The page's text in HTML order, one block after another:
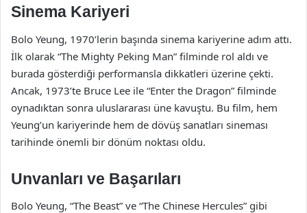
Sinema Kariyeri
Bolo Yeung, 1970’lerin başında sinema kariyerine adım attı.
İlk olarak “The Mighty Peking Man” filminde rol aldı ve
burada gösterdiği performansla dikkatleri üzerine çekti.
Ancak, 1973’te Bruce Lee ile “Enter the Dragon” filminde
oynadıktan sonra uluslararası üne kavuştu. Bu film, hem
Yeung’un kariyerinde hem de dövüş sanatları sineması
tarihinde önemli bir dönüm noktası oldu.
Unvanları ve Başarıları
Bolo Yeung, “The Beast” ve “The Chinese Hercules” gibi